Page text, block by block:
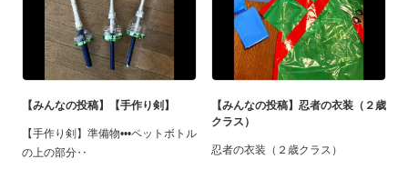
【みんなの投稿】【手作り剣】
【手作り剣】準備物•••ペットボトル
の上の部分‥
【みんなの投稿】忍者の衣装（２歳
クラス）
忍者の衣装（２歳クラス）